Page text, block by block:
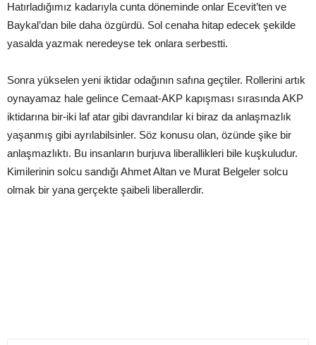
Hatırladığımız kadarıyla cunta döneminde onlar Ecevit’ten ve
Baykal’dan bile daha özgürdü. Sol cenaha hitap edecek şekilde
yasalda yazmak neredeyse tek onlara serbestti.
Sonra yükselen yeni iktidar odağının safına geçtiler. Rollerini artık
oynayamaz hale gelince Cemaat-AKP kapışması sırasında AKP
iktidarına bir-iki laf atar gibi davrandılar ki biraz da anlaşmazlık
yaşanmış gibi ayrılabilsinler. Söz konusu olan, özünde şike bir
anlaşmazlıktı. Bu insanların burjuva liberallikleri bile kuşkuludur.
Kimilerinin solcu sandığı Ahmet Altan ve Murat Belgeler solcu
olmak bir yana gerçekte şaibeli liberallerdir.